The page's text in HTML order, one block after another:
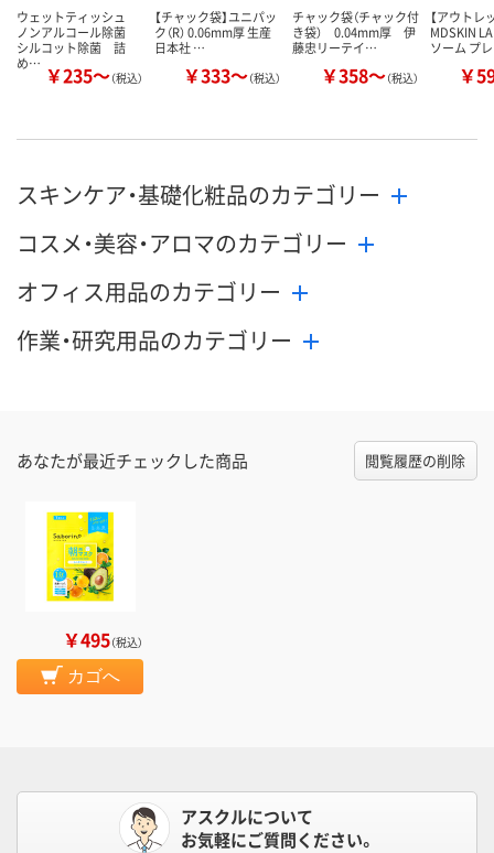
ウェットティッシュ
ノンアルコール除菌
シルコット除菌 詰
め… ￥235～（税込）
【チャック袋】ユニパッ
ク（R） 0.06mm厚 生産
日本社 …
￥333～（税込）
チャック袋（チャック付
き袋） 0.04mm厚 伊
藤忠リーテイ…
￥358～（税込）
【アウトレ
MDSKIN
ソーム プ
￥
スキンケア・基礎化粧品のカテゴリー
コスメ・美容・アロマのカテゴリー
オフィス用品のカテゴリー
作業・研究用品のカテゴリー
あなたが最近チェックした商品 閲覧履歴の削除
￥495（税込）
カゴへ
アスクルについて
お気軽にご質問ください。